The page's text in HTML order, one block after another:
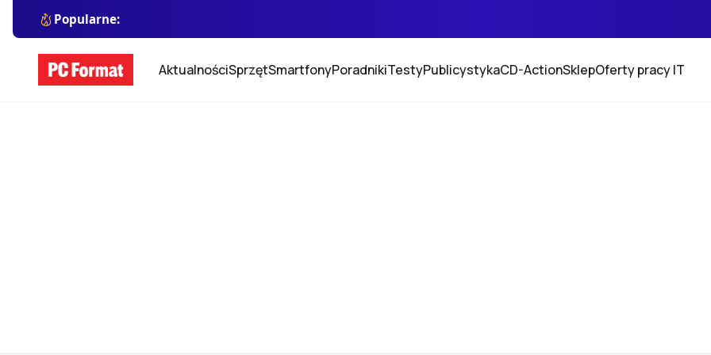
Popularne:
AktualnościSprzętSmartfonyPoradnikiTestyPublicystykaCD-ActionSklepOferty pracy IT